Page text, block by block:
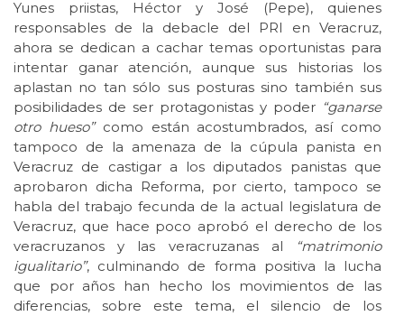
Yunes priistas, Héctor y José (Pepe), quienes
responsables de la debacle del PRI en Veracruz,
ahora se dedican a cachar temas oportunistas para
intentar ganar atención, aunque sus historias los
aplastan no tan sólo sus posturas sino también sus
posibilidades de ser protagonistas y poder “ganarse
otro hueso”como están acostumbrados, así como
tampoco de la amenaza de la cúpula panista en
Veracruz de castigar a los diputados panistas que
aprobaron dicha Reforma, por cierto, tampoco se
habla del trabajo fecunda de la actual legislatura de
Veracruz, que hace poco aprobó el derecho de los
veracruzanos y las veracruzanas al
“matrimonio
igualitario”, culminando de forma positiva la lucha
que por años han hecho los movimientos de las
diferencias, sobre este tema, el silencio de los